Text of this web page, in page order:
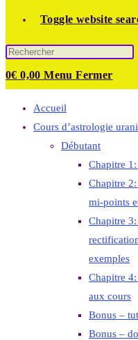
Toggle website
0€ 0,00 Menu Fermer
Accueil
Cours d’astrologie
Débutant
Chapitre 1:
Chapitre
mi-points
Chapitre
exemples
Chapitre
aux cours
Bonus –
Bonus –